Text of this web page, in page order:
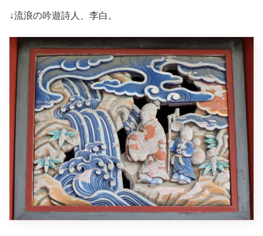
↓流浪の吟遊詩人、李白。